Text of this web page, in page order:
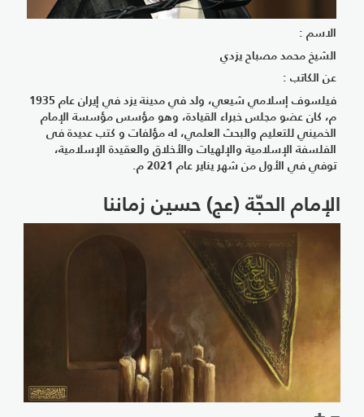
الاسم :
الشيخ محمد مصباح يزدي
عن الكاتب :
فيلسوف إسلامي شيعي، ولد في مدينة يزد في إيران عام 1935
م، كان عضو مجلس خبراء القيادة، وهو مؤسس مؤسسة الإمام
الخميني للتعليم والبحث العلمي، له مؤلفات و كتب عدیدة فی
الفلسفة الإسلامیة والإلهیات والأخلاق والعقیدة الإسلامیة،
توفي في الأول من شهر يناير عام 2021 م.
الإمام الحجّة (عج) حسين زماننا